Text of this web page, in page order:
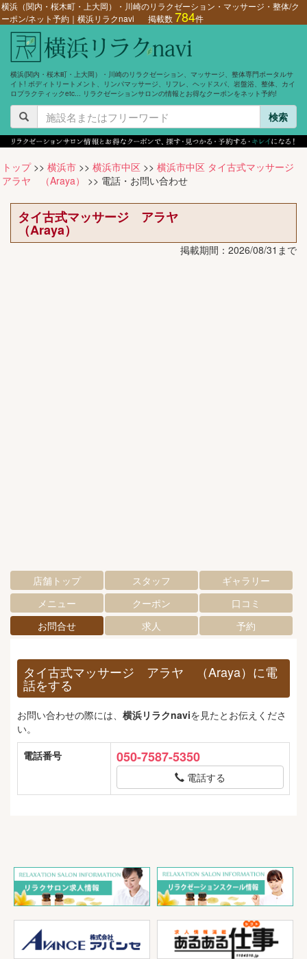
横浜（関内・桜木町・上大岡）・川崎のリラクゼーション・マッサージ・整体/ク
ーポン/ネット予約｜横浜リラクnavi
掲載数784件
横浜(関内・桜木町・上大岡）・川崎のリラクゼーション、マッサージ、整体専門ポータルサ
イト! ボディトリートメント、リンパマッサージ、リフレ、ヘッドスパ、岩盤浴、整体、カイ
ロプラクティックetc... リラクゼーションサロンの情報とお得なクーポンをネット予約!
検索
トップ>> 横浜市 >> 横浜市中区 >> 横浜市中区 タイ古式マッサージ
アラヤ （Araya）
>> 電話・お問い合わせ
タイ古式マッサージ アラヤ
（Araya）
掲載期間：2026/08/31まで
店舗トップ スタッフ
ギャラリー
メニュー
クーポン
口コミ
お問合せ
求人 予約
タイ古式マッサージ アラヤ （Araya）に電
話をする
お問い合わせの際には、 横浜リラクnaviを見たとお伝えくださ
い。
電話番号
050-7587-5350
電話する